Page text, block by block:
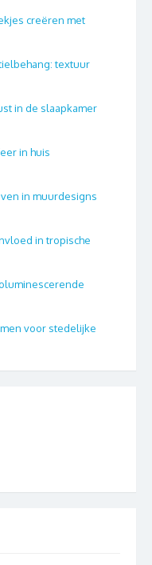
creëren met
textuur
in de slaapkamer
in huis
in muurdesigns
in tropische
voor stedelijke